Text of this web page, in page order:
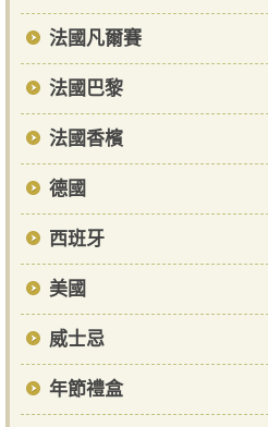
法國凡爾賽
法國巴黎
法國香檳
德國
西班牙
美國
威士忌
年節禮盒